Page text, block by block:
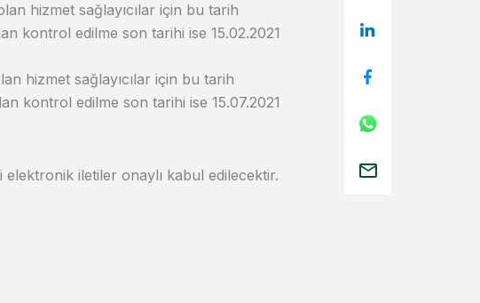
hizmet sağlayıcılar için bu tarih
kontrol edilme son tarihi ise 15.02.2021
hizmet sağlayıcılar için bu tarih
kontrol edilme son tarihi ise 15.07.2021
iletiler onaylı kabul edilecektir.